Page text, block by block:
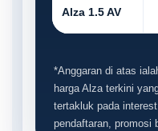
Alza 1.5 AV
*Anggaran di atas
harga Alza terkini
tertakluk pada
pendaftaran, promosi